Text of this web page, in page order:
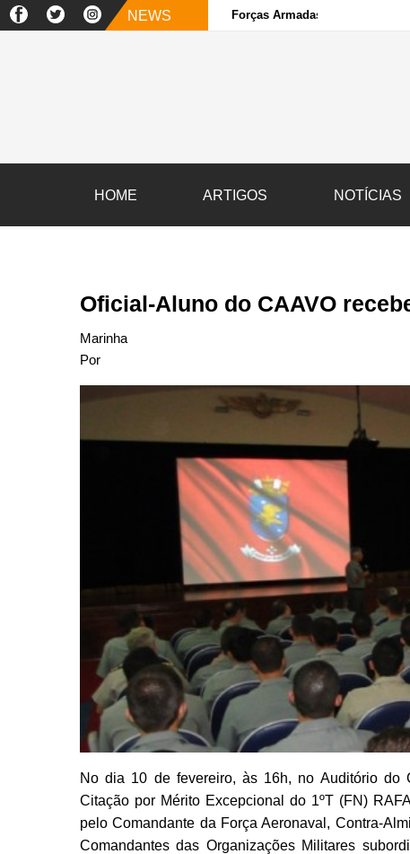
NEWS Forças Armadas e sociedade
HOME ARTIGOS NOTÍCIAS
Oficial-Aluno do CAAVO
Marinha
Por
No dia 10 de fevereiro, às 16h, no Auditório do
Citação por Mérito Excepcional do 1ºT (FN)
pelo Comandante da Força Aeronaval, Contra-
Comandantes das Organizações Militares